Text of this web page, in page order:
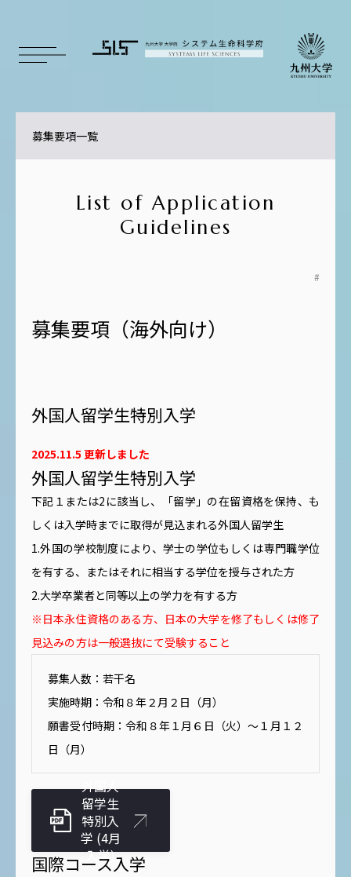
List of Application
Guidelines
募集要項一覧
募集要項（海外向け）
外国人留学生特別入学
2025.11.5 更新しました
外国人留学生特別入学
下記１または2に該当し、「留学」の在留資格を保持、も
しくは入学時までに取得が見込まれる外国人留学生
1.外国の学校制度により、学士の学位もしくは専門職学位
を有する、またはそれに相当する学位を授与された方
2.大学卒業者と同等以上の学力を有する方
※日本永住資格のある方、日本の大学を修了もしくは修了
見込みの方は一般選抜にて受験すること
募集人数：若干名
実施時期：令和８年２月２日（月）
願書受付時期：令和８年１月６日（火）～１月１２
日（月）
外国人
留学生
特別入
学 (4月
入学)
国際コース入学